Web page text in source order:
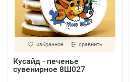
избранное сравнить
Кусайд - печенье
сувенирное 8Ш027